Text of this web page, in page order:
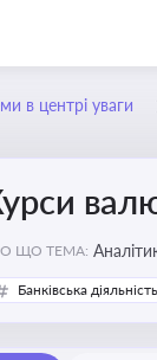
в центрі уваги
ЩО ТЕМА:
Банківська діяльність